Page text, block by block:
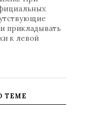
прикладывать
к левой
ТЕМЕ